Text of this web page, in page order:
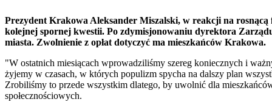
Prezydent Krakowa Aleksander Miszalski, w reakcji na rosnącą
kolejnej spornej kwestii. Po zdymisjonowaniu dyrektora
miasta. Zwolnienie z opłat dotyczyć ma mieszkańców Krakowa.
"W ostatnich miesiącach wprowadziliśmy szereg koniecznych i
żyjemy w czasach, w których populizm spycha na dalszy plan
Zrobiliśmy to przede wszystkim dlatego, by uwolnić dla
społecznościowych.